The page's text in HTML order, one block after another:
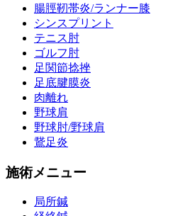
腸脛靭帯炎/ランナー膝
シンスプリント
テニス肘
ゴルフ肘
足関節捻挫
足底腱膜炎
肉離れ
野球肩
野球肘/野球肩
鵞足炎
施術メニュー
局所鍼